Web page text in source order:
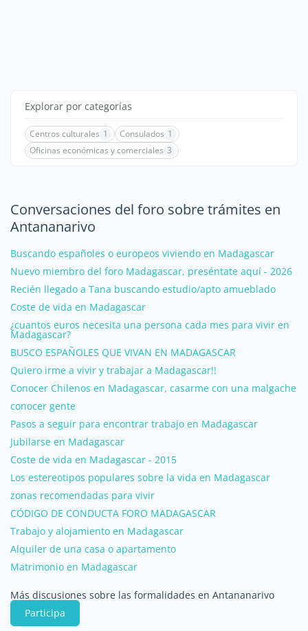
Explorar por categorías
Centros culturales 1 Consulados 1
Oficinas económicas y comerciales 3
Conversaciones del foro sobre trámites en
Antananarivo
Buscando españoles o europeos viviendo en Madagascar
Nuevo miembro del foro Madagascar, preséntate aquí - 2026
Recién llegado a Tana buscando estudio/apto amueblado
Coste de vida en Madagascar
¿cuantos euros necesita una persona cada mes para vivir en
Madagascar?
BUSCO ESPAÑOLES QUE VIVAN EN MADAGASCAR
Quiero irme a vivir y trabajar a Madagascar!!
Conocer Chilenos en Madagascar, casarme con una malgache
conocer gente
Pasos a seguir para encontrar trabajo en Madagascar
Jubilarse en Madagascar
Coste de vida en Madagascar - 2015
Los estereotipos populares sobre la vida en Madagascar
zonas recomendadas para vivir
CÓDIGO DE CONDUCTA FORO MADAGASCAR
Trabajo y alojamiento en Madagascar
Alquiler de una casa o apartamento
Matrimonio en Madagascar
Más discusiones sobre las formalidades en Antananarivo
Participa